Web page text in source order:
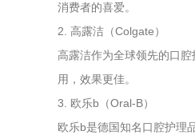
消费者的喜爱。
2. 高露洁（Colgate）
高露洁作为全球领先的口
用，效果更佳。
3. 欧乐b（Oral-B）
欧乐b是德国知名口腔护理